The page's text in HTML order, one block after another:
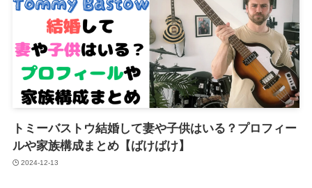
トミーバストウ結婚して妻や子供はいる？プロフィー
ルや家族構成まとめ【ばけばけ】
2024-12-13